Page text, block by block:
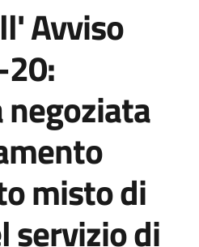
Avviso
negoziata
misto di
servizio di